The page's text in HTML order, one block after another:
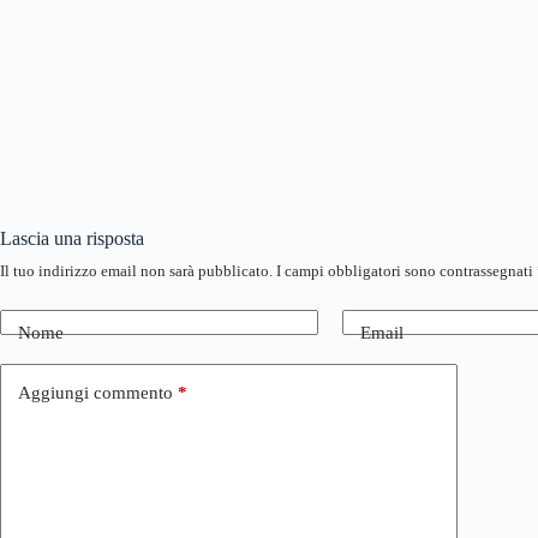
Lascia una risposta
Il tuo indirizzo email non sarà pubblicato. I campi obbligatori sono contrassegnati
Nome Email
Aggiungi commento *